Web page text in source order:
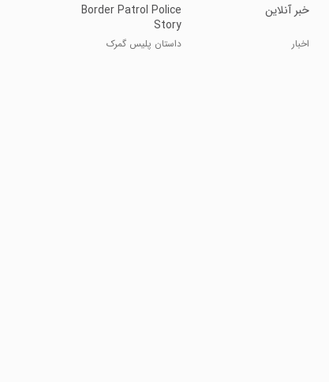
خبر آنلاین
اخبار
Border Patrol Police
Story
داستان پلیس گمرک